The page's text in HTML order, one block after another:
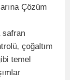
Çözüm
safran
çoğaltım
temel